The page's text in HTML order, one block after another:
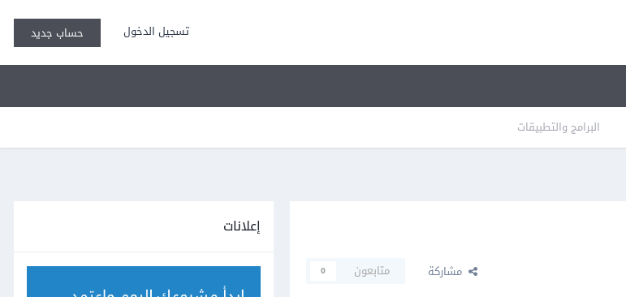
تسجيل الدخول حساب جديد
البرامج والتطبيقات
مشاركة متابعون 0
إعلانات